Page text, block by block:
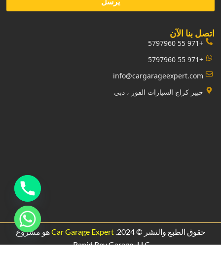
‏اتصل بنا الآن‏
+971 55 5797960
+971 55 5797960
info@cargarageexpert.com
‏خبير كراج السيارات القوز ، دبي‏
حقوق الطبع والنشر © 2024. Car Garage Expertهو مشروع
Rapid Rev Garage،LLC
.